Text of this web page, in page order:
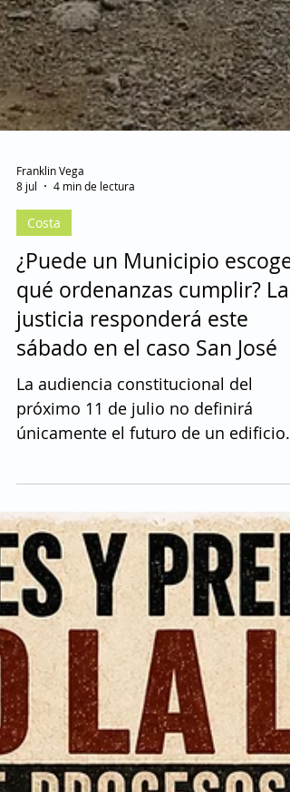
Franklin Vega
8 jul
4 min de lectura
Costa
¿Puede un Municipio escoger
qué ordenanzas cumplir? La
justicia responderá este
sábado en el caso San José
La audiencia constitucional del
Elena. Pondrá a prueba dos
constitucionales fundamentales: la
seguridad jurídica, que exige a las
autoridades actuar conforme a las
normas vigentes, y los derechos de
naturaleza, que inspiran la
del corredor costero de la Costa
Norte de Santa Elena. Vista el
proyecto REVA San José. Foto:
Cortesía Durante meses, el debate